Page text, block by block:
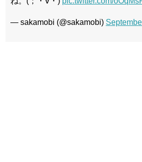
— sakamobi (@sakamobi)